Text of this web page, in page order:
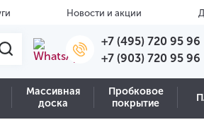
Новости и акции
+7 (495) 720 95 96
+7 (903) 720 95 96
Массивная
доска
Пробковое
покрытие